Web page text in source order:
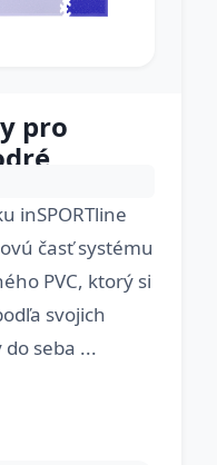
pro
inSPORTline
časť systému
PVC, ktorý si
svojich
seba ...